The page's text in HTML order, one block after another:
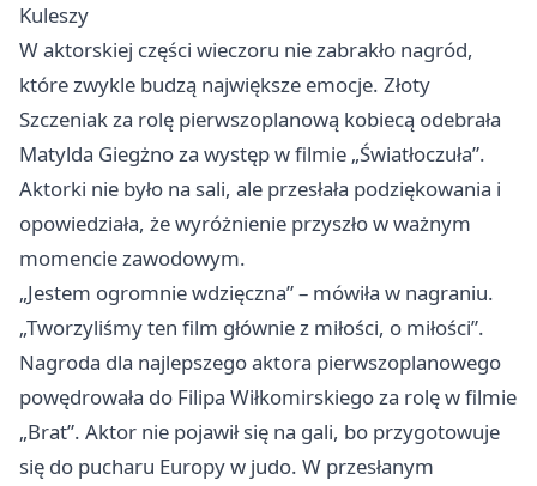
Kuleszy
W aktorskiej części wieczoru nie zabrakło nagród,
które zwykle budzą największe emocje. Złoty
Szczeniak za rolę pierwszoplanową kobiecą odebrała
Matylda Giegżno za występ w filmie „Światłoczuła”.
Aktorki nie było na sali, ale przesłała podziękowania i
opowiedziała, że wyróżnienie przyszło w ważnym
momencie zawodowym.
„Jestem ogromnie wdzięczna” – mówiła w nagraniu.
„Tworzyliśmy ten film głównie z miłości, o miłości”.
Nagroda dla najlepszego aktora pierwszoplanowego
powędrowała do Filipa Wiłkomirskiego za rolę w filmie
„Brat”. Aktor nie pojawił się na gali, bo przygotowuje
się do pucharu Europy w judo. W przesłanym